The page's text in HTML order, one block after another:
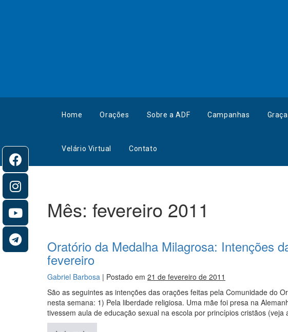
Home Orações Sobre a ADF Campanhas
Velário Virtual Contato
Mês: fevereiro 2011
Oratório da Medalha Milagrosa: Intenções
fevereiro
Gabriel Barbosa | Postado em 21 de fevereiro de 2011
São as seguintes as intenções das orações feitas pela Comunidade do
nesta semana: 1) Pela liberdade religiosa. Uma mãe foi presa na
tivessem aula de educação sexual na escola por princípios cristãos